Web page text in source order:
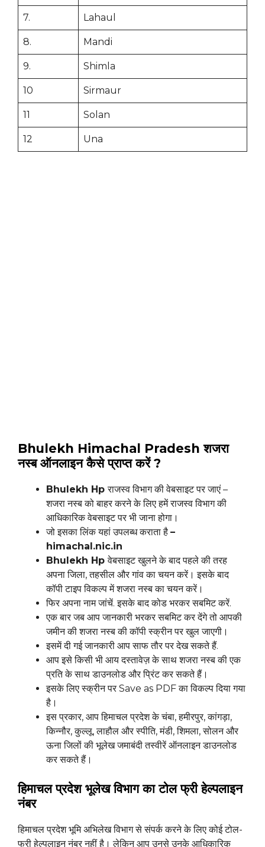
7. Lahaul
8. Mandi
9. Shimla
10 Sirmaur
11 Solan
12 Una
Bhulekh Himachal Pradesh शजरा
नस्ब ऑनलाइन कैसे प्राप्त करें ?
Bhulekh Hpराजस्व विभाग की वेबसाइट पर जाएं –
शजरा नस्ब को बाहर करने के लिए हमें राजस्व विभाग की
आधिकारिक वेबसाइट पर भी जाना होगा।
जो इसका लिंक यहां उपलब्ध कराता है –
himachal.nic.in
Bhulekh Hpवेबसाइट खुलने के बाद पहले की तरह
अपना जिला, तहसील और गांव का चयन करें। इसके बाद
कॉपी टाइप विकल्प में शजरा नस्ब का चयन करें।
फिर अपना नाम जांचें. इसके बाद कोड भरकर सबमिट करें.
एक बार जब आप जानकारी भरकर सबमिट कर देंगे तो आपकी
जमीन की शजरा नस्ब की कॉपी स्क्रीन पर खुल जाएगी।
इसमें दी गई जानकारी आप साफ तौर पर देख सकते हैं.
आप इसे किसी भी आय दस्तावेज़ के साथ शजरा नस्ब की एक
प्रति के साथ डाउनलोड और प्रिंट कर सकते हैं।
इसके लिए स्क्रीन पर Save as PDF का विकल्प दिया गया
है।
इस प्रकार, आप हिमाचल प्रदेश के चंबा, हमीरपुर, कांगड़ा,
किन्नौर, कुल्लू, लाहौल और स्पीति, मंडी, शिमला, सोलन और
ऊना जिलों की भूलेख जमाबंदी तस्वीरें ऑनलाइन डाउनलोड
कर सकते हैं।
हिमाचल प्रदेश भूलेख विभाग का टोल फ्री हेल्पलाइन
नंबर
हिमाचल प्रदेश भूमि अभिलेख विभाग से संपर्क करने के लिए कोई टोल-
फ्री हेल्पलाइन नंबर नहीं है। लेकिन आप उनसे उनके आधिकारिक